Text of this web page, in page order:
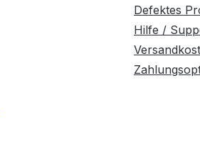
Defektes
Hilfe /